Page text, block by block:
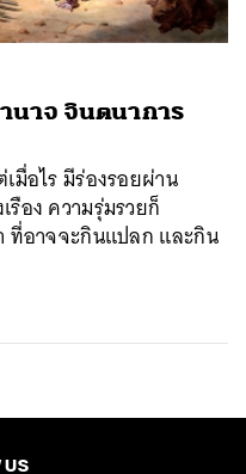
นาจ จินตนาการ
มื่อไร มีร่องรอยผ่าน
อง ความรุ่มรวยก็
ที่อาจจะกินแปลก และกิน
LINE EMAIL